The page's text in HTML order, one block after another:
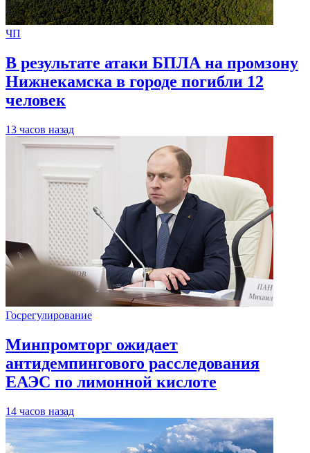
ЧП
В результате атаки БПЛА на промзону
Нижнекамска в городе погибли 12
человек
13 часов назад
Госрегулирование
Минпромторг ожидает
антидемпингового расследования
ЕАЭС по лимонной кислоте
14 часов назад